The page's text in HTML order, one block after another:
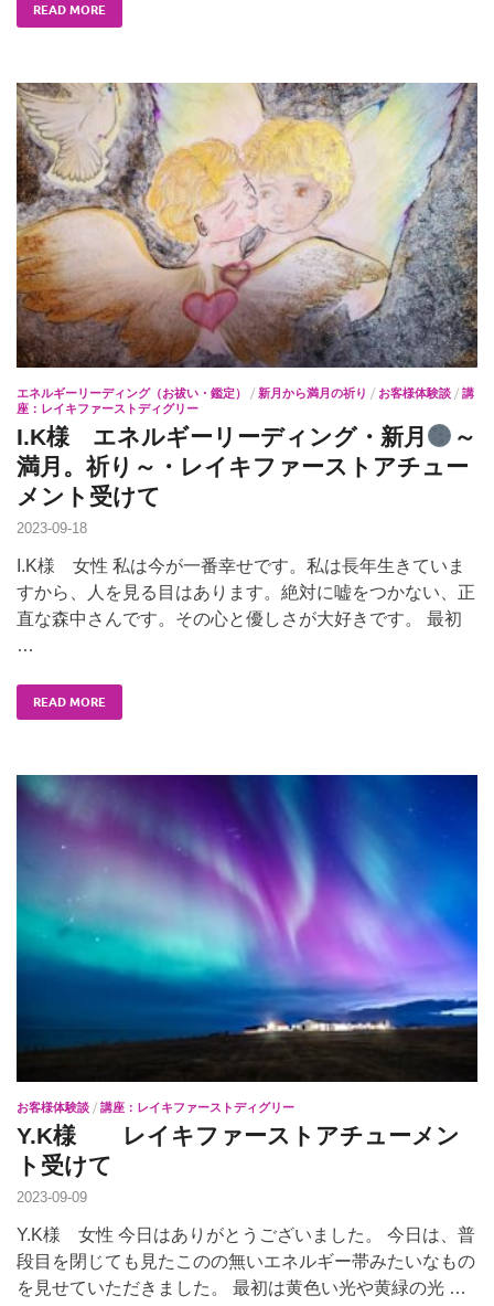
READ MORE
エネルギーリーディング（お祓い・鑑定） / 新月から満月の祈り / お客様体験談 / 講
座：レイキファーストディグリー
I.K様 エネルギーリーディング・新月
～
満月。祈り～・レイキファーストアチュー
メント受けて
2023-09-18
I.K様 女性 私は今が一番幸せです。私は長年生きていま
すから、人を見る目はあります。絶対に嘘をつかない、正
直な森中さんです。その心と優しさが大好きです。 最初
…
READ MORE
お客様体験談 / 講座：レイキファーストディグリー
Y.K様 レイキファーストアチューメン
ト受けて
2023-09-09
Y.K様 女性 今日はありがとうございました。 今日は、普
段目を閉じても見たこのの無いエネルギー帯みたいなもの
を見せていただきました。 最初は黄色い光や黄緑の光 …